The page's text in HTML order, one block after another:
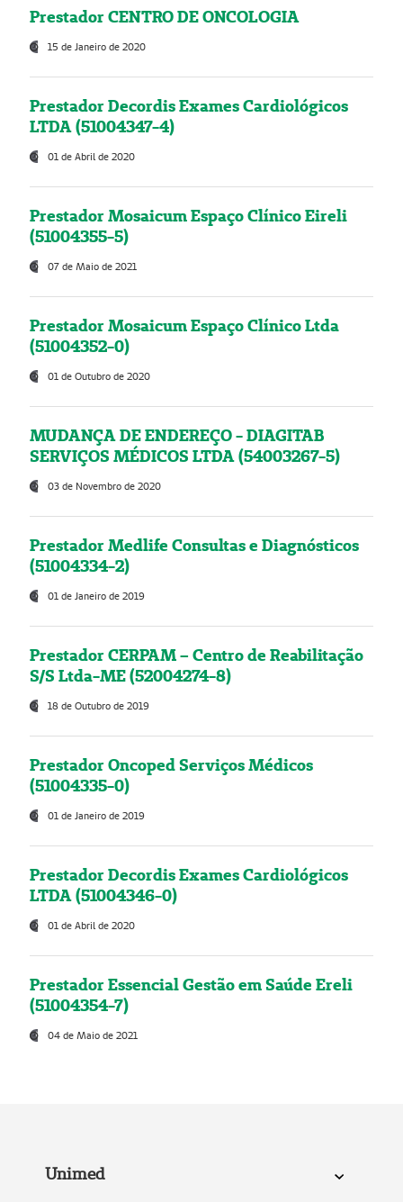
Prestador CENTRO DE ONCOLOGIA
15 de Janeiro de 2020
Prestador Decordis Exames Cardiológicos
LTDA (51004347-4)
01 de Abril de 2020
Prestador Mosaicum Espaço Clínico Eireli
(51004355-5)
07 de Maio de 2021
Prestador Mosaicum Espaço Clínico Ltda
(51004352-0)
01 de Outubro de 2020
MUDANÇA DE ENDEREÇO - DIAGITAB
SERVIÇOS MÉDICOS LTDA (54003267-5)
03 de Novembro de 2020
Prestador Medlife Consultas e Diagnósticos
(51004334-2)
01 de Janeiro de 2019
Prestador CERPAM – Centro de Reabilitação
S/S Ltda-ME (52004274-8)
18 de Outubro de 2019
Prestador Oncoped Serviços Médicos
(51004335-0)
01 de Janeiro de 2019
Prestador Decordis Exames Cardiológicos
LTDA (51004346-0)
01 de Abril de 2020
Prestador Essencial Gestão em Saúde Ereli
(51004354-7)
04 de Maio de 2021
Unimed